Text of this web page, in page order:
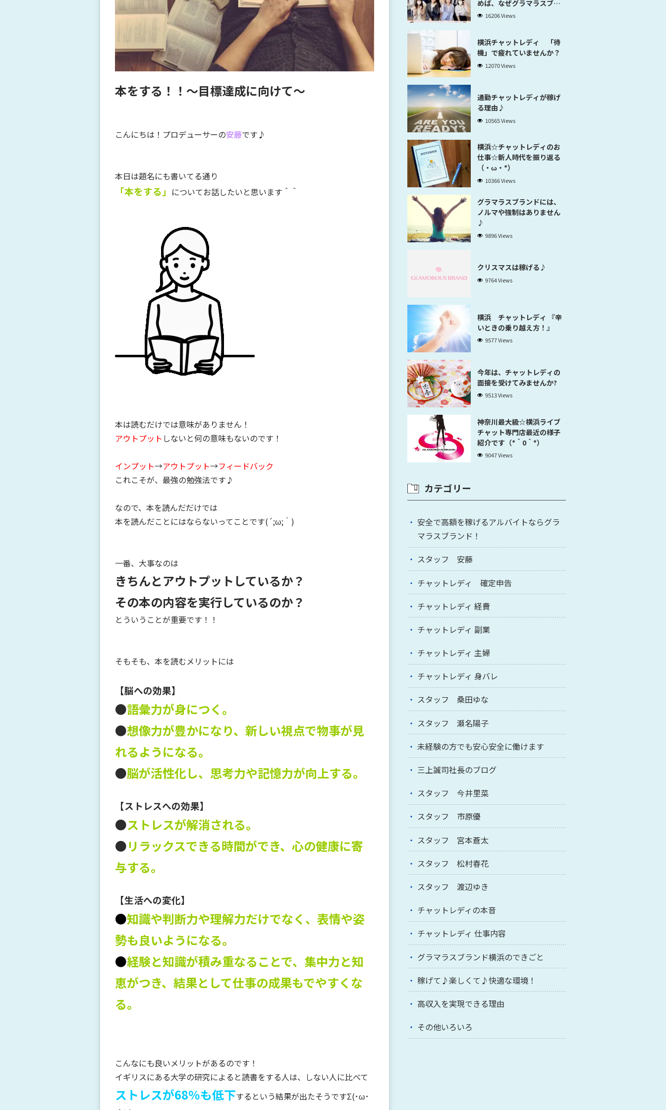
本をする！！～目標達成に向けて～
こんにちは！プロデューサーの安藤です♪
本日は題名にも書いてる通り
「本をする」 についてお話したいと思います＾＾
本は読むだけでは意味がありません！
アウトプット しないと何の意味もないのです！
インプット→アウトプット→フィードバック
これこそが、最強の勉強法です♪
なので、本を読んだだけでは
本を読んだことにはならないってことです(´;ω;｀)
一番、大事なのは
きちんとアウトプットしているか？
その本の内容を実行しているのか？
とういうことが重要です！！
そもそも、本を読むメリットには
【脳への効果】
●語彙力が身につく。
●想像力が豊かになり、新しい視点で物事が見
れるようになる。
●脳が活性化し、思考力や記憶力が向上する。
【ストレスへの効果】
●ストレスが解消される。
●リラックスできる時間ができ、心の健康に寄
与する。
【生活への変化】
●知識や判断力や理解力だけでなく、表情や姿
勢も良いようになる。
●経験と知識が積み重なることで、集中力と知
恵がつき、結果として仕事の成果もでやすくな
る。
こんなにも良いメリットがあるのです！
イギリスにある大学の研究によると読書をする人は、しない人に比べて
ストレスが68％も低下するという結果が出たそうですΣ(･ω･
めば、なぜグラマラスブラ
ンド横浜だと稼げるのかが
16206 Views
横浜チャットレディ 「待
機」で疲れていませんか？
12070 Views
通勤チャットレディが稼げ
る理由♪
10565 Views
横浜☆チャットレディのお
仕事☆新人時代を振り返る
（・ω・*）
10366 Views
グラマラスブランドには、
ノルマや強制はありません
♪
9896 Views
クリスマスは稼げる♪
9764 Views
横浜 チャットレディ 『辛
いときの乗り越え方！』
9577 Views
今年は、チャットレディの
面接を受けてみませんか?
9513 Views
神奈川最大級☆横浜ライブ
チャット専門店最近の様子
紹介です（*＾0＾*）
9047 Views
カテゴリー
安全で高額を稼げるアルバイトならグラ
マラスブランド！
スタッフ 安藤
チャットレディ 確定申告
チャットレディ 経費
チャットレディ 副業
チャットレディ 主婦
チャットレディ 身バレ
スタッフ 桑田ゆな
スタッフ 瀬名陽子
未経験の方でも安心安全に働けます
三上誠司社長のブログ
スタッフ 今井里菜
スタッフ 市原優
スタッフ 宮本蒼太
スタッフ 松村春花
スタッフ 渡辺ゆき
チャットレディの本音
チャットレディ 仕事内容
グラマラスブランド横浜のできごと
稼げて♪楽しくて♪快適な環境！
高収入を実現できる理由
その他いろいろ